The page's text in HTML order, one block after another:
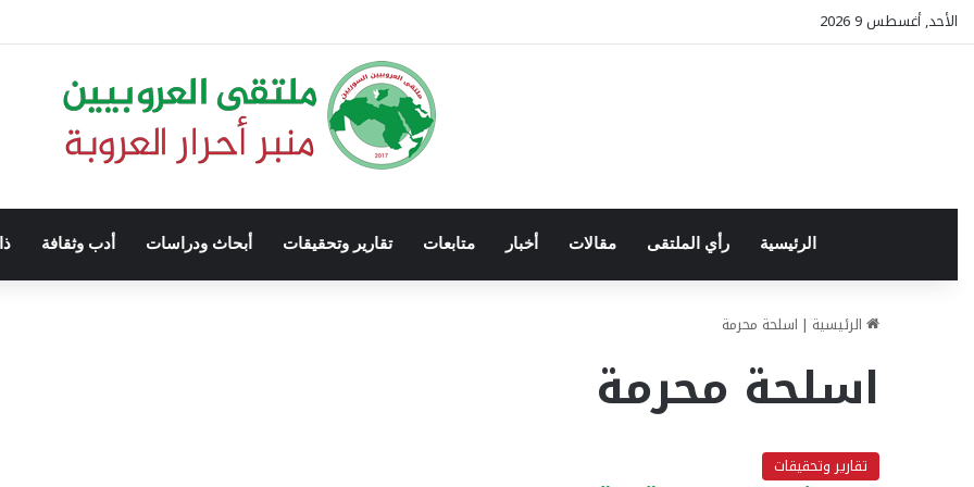
الأحد, أغسطس 9 2026
الرئيسية رأي الملتقى مقالات أخبار متابعات تقارير وتحقيقات أبحاث ودراسات أدب وثقافة
الرئيسية | اسلحة محرمة
اسلحة محرمة
تقارير وتحقيقات